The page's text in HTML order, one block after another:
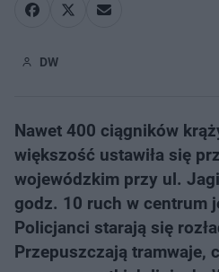
DW
Nawet 400 ciągników
większość ustawiła się
wojewódzkim przy ul.
godz. 10 ruch w centrum
Policjanci starają się
Przepuszczają tramwaje,